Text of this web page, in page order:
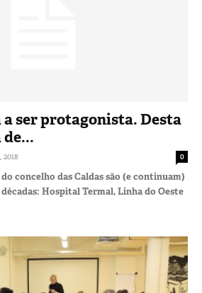
a ser protagonista. Desta
2018 0
concelho das Caldas são (e continuam)
Hospital Termal, Linha do Oeste